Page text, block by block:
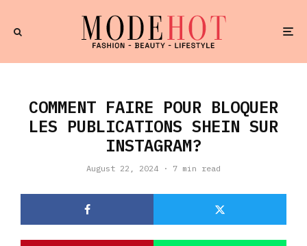
COMMENT FAIRE POUR BLOQUER
LES PUBLICATIONS SHEIN SUR
INSTAGRAM?
August 22, 2024 · 7 min read